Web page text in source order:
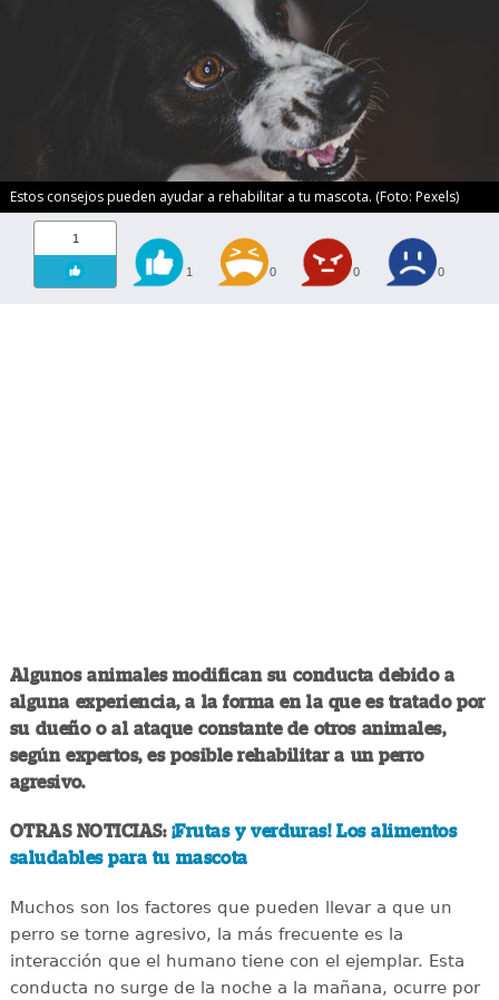
Estos consejos pueden ayudar a rehabilitar a tu mascota. (Foto: Pexels)
1
1 0 0 0
Algunos animales modifican su conducta debido a
alguna experiencia, a la forma en la que es tratado por
su dueño o al ataque constante de otros animales,
según expertos, es posible rehabilitar a un perro
agresivo.
OTRAS NOTICIAS: ¡Frutas y verduras! Los alimentos
saludables para tu mascota
Muchos son los factores que pueden llevar a que un
perro se torne agresivo, la más frecuente es la
interacción que el humano tiene con el ejemplar. Esta
conducta no surge de la noche a la mañana, ocurre por